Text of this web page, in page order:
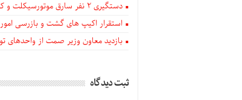
دستگيری ۲ نفر سارق موتورسیکلت و کشف موتورسیکلت‌های سرقتی در اهر
استقرار اکیپ های گشت و بازرسی
بازدید معاون وزیر صمت از واحدهای
ثبت دیدگاه